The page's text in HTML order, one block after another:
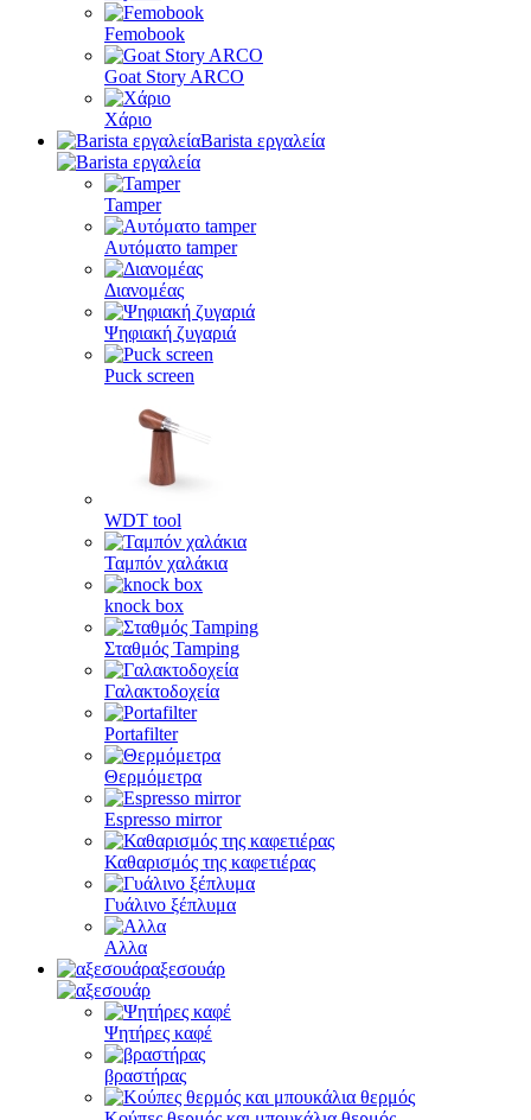
Femobook
Goat Story ARCO
Χάριο
Barista εργαλεία
Tamper
Αυτόματο tamper
Διανομέας
Ψηφιακή ζυγαριά
Puck screen
WDT tool
Ταμπόν χαλάκια
knock box
Σταθμός Tamping
Γαλακτοδοχεία
Portafilter
Θερμόμετρα
Espresso mirror
Καθαρισμός της καφετιέρας
Γυάλινο ξέπλυμα
Αλλα
αξεσουάρ
Ψητήρες καφέ
βραστήρας